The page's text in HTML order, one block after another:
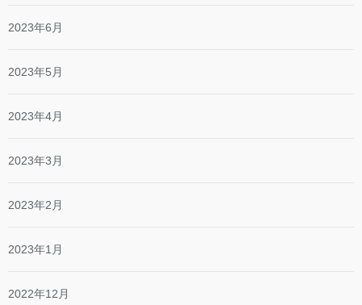
2023年6月
2023年5月
2023年4月
2023年3月
2023年2月
2023年1月
2022年12月